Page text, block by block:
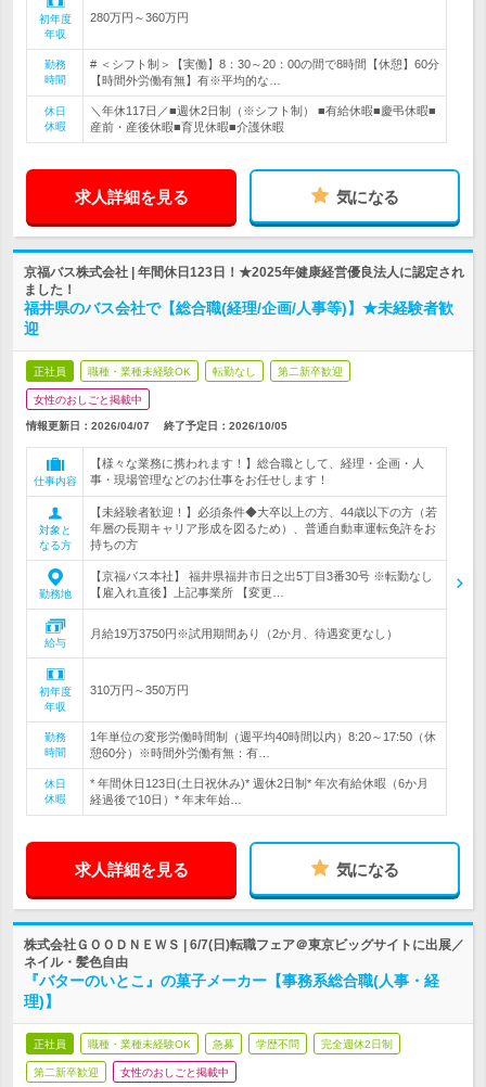
初年度
年収
280万円～360万円
勤務
時間
# ＜シフト制＞【実働】8：30～20：00の間で8時間【休憩】60分
【時間外労働有無】有※平均的な…
休日
休暇
＼年休117日／■週休2日制（※シフト制） ■有給休暇■慶弔休暇■
産前・産後休暇■育児休暇■介護休暇
求人詳細を見る 気になる
京福バス株式会社 | 年間休日123日！★2025年健康経営優良法人に認定され
ました！
福井県のバス会社で【総合職(経理/企画/人事等)】★未経験者歓
迎
正社員 職種・業種未経験OK 転勤なし 第二新卒歓迎
女性のおしごと掲載中
情報更新日：2026/04/07 終了予定日： 2026/10/05
仕事内容
【様々な業務に携われます！】総合職として、経理・企画・人
事・現場管理などのお仕事をお任せします！
対象と
なる方
【未経験者歓迎！】必須条件◆大卒以上の方、44歳以下の方（若
年層の長期キャリア形成を図るため）、普通自動車運転免許をお
持ちの方
勤務地
【京福バス本社】 福井県福井市日之出5丁目3番30号 ※転勤なし
【雇入れ直後】上記事業所 【変更…
給与
月給19万3750円※試用期間あり（2か月、待遇変更なし）
初年度
年収
310万円～350万円
勤務
時間
1年単位の変形労働時間制（週平均40時間以内）8:20～17:50（休
憩60分）※時間外労働有無：有…
休日
休暇
* 年間休日123日(土日祝休み)* 週休2日制* 年次有給休暇（6か月
経過後で10日）* 年末年始…
求人詳細を見る 気になる
株式会社ＧＯＯＤＮＥＷＳ | 6/7(日)転職フェア＠東京ビッグサイトに出展／
ネイル・髪色自由
『バターのいとこ』の菓子メーカー【事務系総合職(人事・経
理)】
正社員 職種・業種未経験OK 急募 学歴不問 完全週休2日制
第二新卒歓迎 女性のおしごと掲載中